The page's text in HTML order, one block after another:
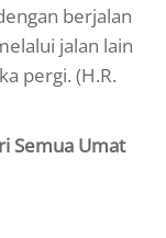
berjalan
jalan lain
pergi. (H.R.
Semua Umat